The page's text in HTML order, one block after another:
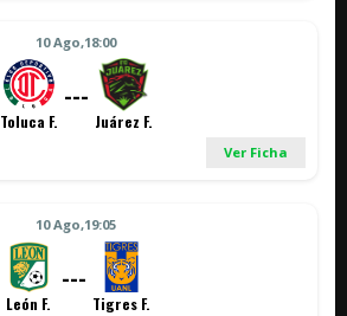
10 Ago,18:00
Toluca F.
---
Juárez F.
Ver Ficha
10 Ago,19:05
León F.
---
Tigres F.